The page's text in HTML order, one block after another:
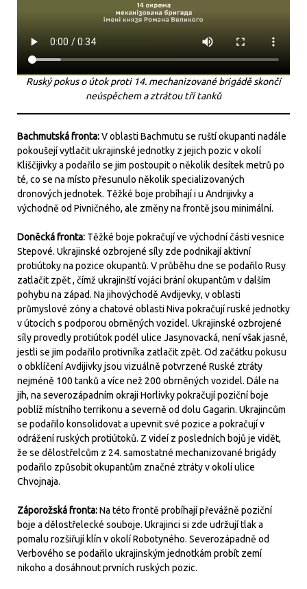
Ruský pokus o útok proti 14. mechanizované brigádě skončí
neúspěchem a ztrátou tří tanků
Bachmutská fronta:V oblasti Bachmutu se ruští okupanti nadále
pokoušejí vytlačit ukrajinské jednotky z jejich pozic v okolí
Kliščijivky a podařilo se jim postoupit o několik desítek metrů po
té, co se na místo přesunulo několik specializovaných
dronových jednotek. Těžké boje probíhají i u Andrijivky a
východně od Pivničného, ale změny na frontě jsou minimální.
Doněcká fronta: Těžké boje pokračují ve východní části vesnice
Stepové. Ukrajinské ozbrojené síly zde podnikají aktivní
protiútoky na pozice okupantů. V průběhu dne se podařilo Rusy
zatlačit zpět , čímž ukrajinští vojáci brání okupantům v dalším
pohybu na západ. Na jihovýchodě Avdijevky, v oblasti
průmyslové zóny a chatové oblasti Niva pokračují ruské jednotky
v útocích s podporou obrněných vozidel. Ukrajinské ozbrojené
síly provedly protiútok podél ulice Jasynovacká, není však jasné,
jestli se jim podařilo protivníka zatlačit zpět. Od začátku pokusu
o obklíčení Avdijivky jsou vizuálně potvrzené Ruské ztráty
nejméně 100 tanků a více než 200 obrněných vozidel. Dále na
jih, na severozápadním okraji Horlivky pokračují poziční boje
poblíž místního terrikonu a severně od dolu Gagarin. Ukrajincům
se podařilo konsolidovat a upevnit své pozice a pokračují v
odrážení ruských protiútoků. Z videí z posledních bojů je vidět,
že se dělostřelcům z 24. samostatné mechanizované brigády
podařilo způsobit okupantům značné ztráty v okolí ulice
Chvojnaja.
Záporožská fronta:Na této frontě probíhají převážně poziční
boje a dělostřelecké souboje. Ukrajinci si zde udržují tlak a
pomalu rozšiřují klín v okolí Robotyného. Severozápadně od
Verbového se podařilo ukrajinským jednotkám probít zemí
nikoho a dosáhnout prvních ruských pozic.